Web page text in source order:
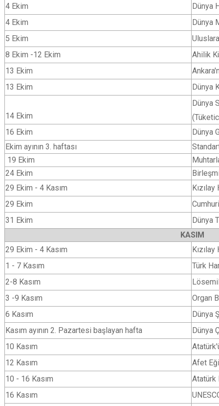
4 Ekim
Dünya
4 Ekim
Dünya
5 Ekim
8 Ekim -12 Ekim
Ahilik
13 Ekim
13 Ekim
Dünya
14 Ekim
Dünya
16 Ekim
Dünya
Ekim ayının 3. haftası
19 Ekim
24 Ekim
29 Ekim - 4 Kasım
Kızılay
29 Ekim
31 Ekim
Dünya
KASIM
29 Ekim - 4 Kasım
Kızılay
1 - 7 Kasım
Türk
2-8 Kasım
3 -9 Kasım
Organ
6 Kasım
Dünya
Kasım ayının 2. Pazartesi başlayan hafta
Dünya
10 Kasım
12 Kasım
Afet
10 - 16 Kasım
Atatürk
16 Kasım